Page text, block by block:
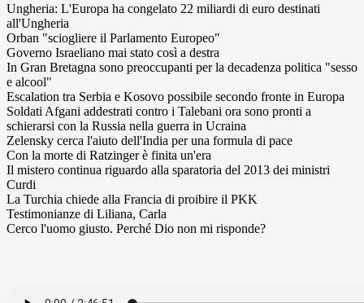
Ungheria: L'Europa ha congelato 22 miliardi di euro destinati
all'Ungheria
Orban "sciogliere il Parlamento Europeo"
Governo Israeliano mai stato così a destra
In Gran Bretagna sono preoccupanti per la decadenza politica "sesso
e alcool"
Escalation tra Serbia e Kosovo possibile secondo fronte in Europa
Soldati Afgani addestrati contro i Talebani ora sono pronti a
schierarsi con la Russia nella guerra in Ucraina
Zelensky cerca l'aiuto dell'India per una formula di pace
Con la morte di Ratzinger è finita un'era
Il mistero continua riguardo alla sparatoria del 2013 dei ministri
Curdi
La Turchia chiede alla Francia di proibire il PKK
Testimonianze di Liliana, Carla
Cerco l'uomo giusto. Perché Dio non mi risponde?